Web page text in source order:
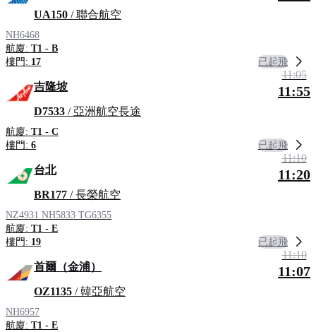
UA150 / 聯合航空
NH6468
航廈: T1 - B
樓門: 17 已起飛
吉隆坡
D7533 / 亞洲航空長途
航廈: T1 - C
樓門: 6
11:05
11:55
已起飛
台北
BR177 / 長榮航空
NZ4931 NH5833 TG6355
航廈: T1 - E
樓門: 19
11:10
11:20
已起飛
首爾（金浦）
OZ1135 / 韓亞航空
NH6957
航廈: T1 - E
11:10
11:07